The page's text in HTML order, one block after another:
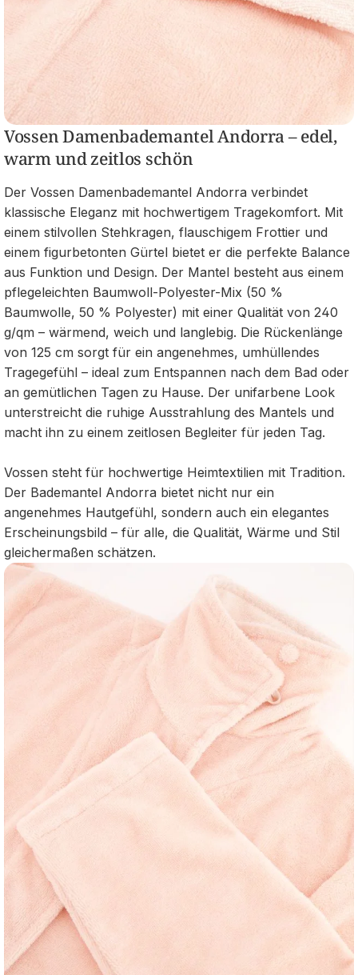
Vossen Damenbademantel Andorra – edel,
warm und zeitlos schön
Der Vossen Damenbademantel Andorra verbindet
klassische Eleganz mit hochwertigem Tragekomfort. Mit
einem stilvollen Stehkragen, flauschigem Frottier und
einem figurbetonten Gürtel bietet er die perfekte Balance
aus Funktion und Design. Der Mantel besteht aus einem
pflegeleichten Baumwoll-Polyester-Mix (50 %
Baumwolle, 50 % Polyester) mit einer Qualität von 240
g/qm – wärmend, weich und langlebig. Die Rückenlänge
von 125 cm sorgt für ein angenehmes, umhüllendes
Tragegefühl – ideal zum Entspannen nach dem Bad oder
an gemütlichen Tagen zu Hause. Der unifarbene Look
unterstreicht die ruhige Ausstrahlung des Mantels und
macht ihn zu einem zeitlosen Begleiter für jeden Tag.
Vossen steht für hochwertige Heimtextilien mit Tradition.
Der Bademantel Andorra bietet nicht nur ein
angenehmes Hautgefühl, sondern auch ein elegantes
Erscheinungsbild – für alle, die Qualität, Wärme und Stil
gleichermaßen schätzen.